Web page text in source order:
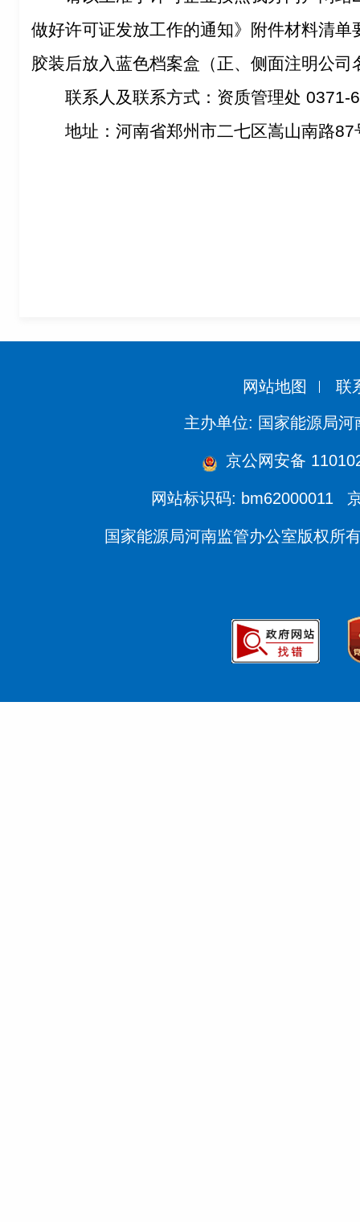
做好许可证发放工作的通知》附件材料清
胶装后放入蓝色档案盒（正、侧面注明公
联系人及联系方式：资质管理处 0371-
地址：河南省郑州市二七区嵩山南路87
网站地图 联
主办单位: 国家能源局河
京公网安备
网站标识码: bm62000011
国家能源局河南监管办公室版权所